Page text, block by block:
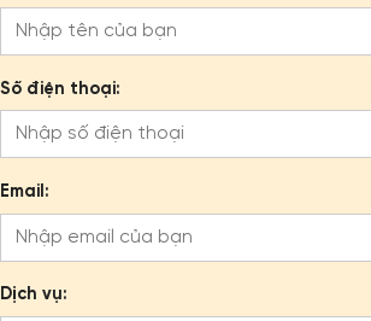
Số điện thoại:
Email:
Dịch vụ: